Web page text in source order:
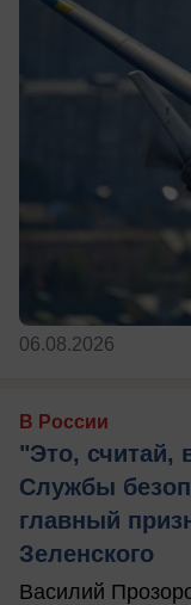
06.08.2026
В России
"Это, считай,
Службы
главный
Зеленского
Василий